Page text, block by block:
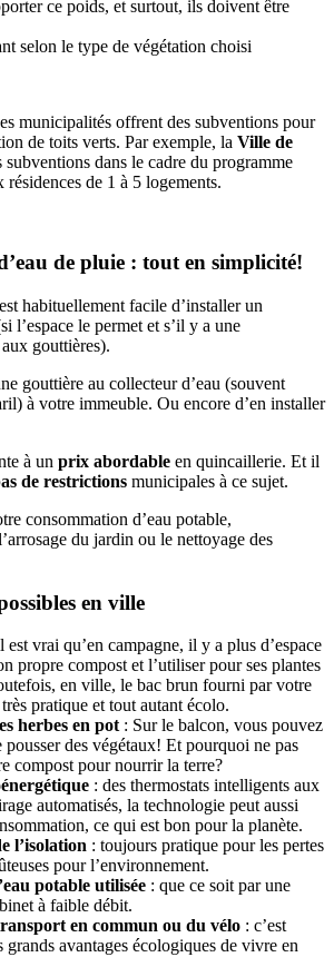
ce poids, et surtout, ils doivent être
selon le type de végétation choisi
municipalités offrent des subventions pour
de toits verts. Par exemple, la Ville de
subventions dans le cadre du programme
résidences de 1 à 5 logements.
de pluie : tout en simplicité!
habituellement facile d’installer un
l’espace le permet et s’il y a une
gouttières).
gouttière au collecteur d’eau (souvent
à votre immeuble. Ou encore d’en installer
à un prix abordable en quincaillerie. Et il
de restrictions municipales à ce sujet.
consommation d’eau potable,
du jardin ou le nettoyage des
en ville
vrai qu’en campagne, il y a plus d’espace
propre compost et l’utiliser pour ses plantes
en ville, le bac brun fourni par votre
pratique et tout autant écolo.
herbes en pot : Sur le balcon, vous pouvez
pousser des végétaux! Et pourquoi ne pas
compost pour nourrir la terre?
: des thermostats intelligents aux
automatisés, la technologie peut aussi
ce qui est bon pour la planète.
l’isolation : toujours pratique pour les pertes
pour l’environnement.
potable utilisée : que ce soit par une
à faible débit.
en commun ou du vélo : c’est
grands avantages écologiques de vivre en